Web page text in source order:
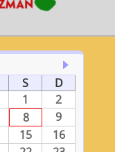
S
D
1
2
8
9
15
16